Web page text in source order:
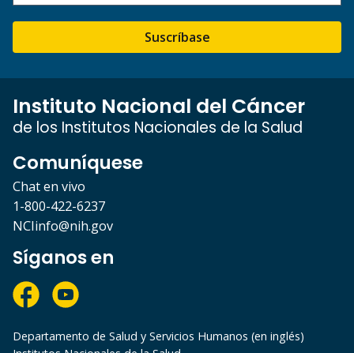
Suscríbase
Instituto Nacional del Cáncer
de los Institutos Nacionales de la Salud
Comuníquese
Chat en vivo
1-800-422-6237
NCIinfo@nih.gov
Síganos en
Departamento de Salud y Servicios Humanos (en inglés)